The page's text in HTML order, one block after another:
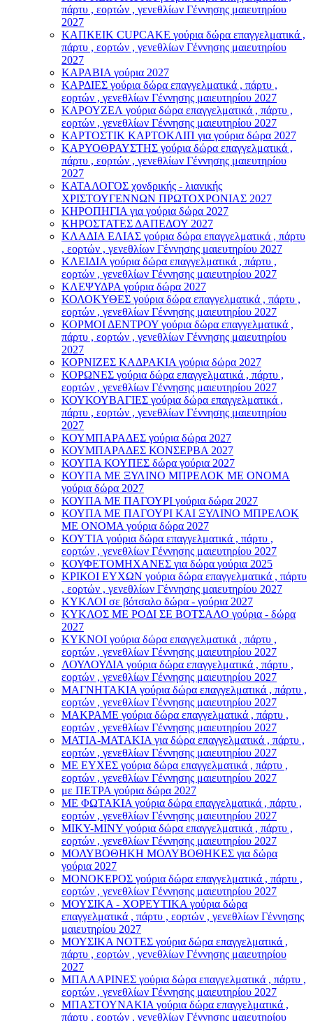
πάρτυ , εορτών , γενεθλίων Γέννησης μαιευτηρίου
2027
ΚΑΠΚΕΙΚ CUPCAKE γούρια δώρα επαγγελματικά ,
πάρτυ , εορτών , γενεθλίων Γέννησης μαιευτηρίου
2027
ΚΑΡΑΒΙΑ γούρια 2027
ΚΑΡΔΙΕΣ γούρια δώρα επαγγελματικά , πάρτυ ,
εορτών , γενεθλίων Γέννησης μαιευτηρίου 2027
ΚΑΡΟΥΖΕΛ γούρια δώρα επαγγελματικά , πάρτυ ,
εορτών , γενεθλίων Γέννησης μαιευτηρίου 2027
ΚΑΡΤΟΣΤΙΚ ΚΑΡΤΟΚΛΙΠ για γούρια δώρα 2027
ΚΑΡΥΟΘΡΑΥΣΤΗΣ γούρια δώρα επαγγελματικά ,
πάρτυ , εορτών , γενεθλίων Γέννησης μαιευτηρίου
2027
ΚΑΤΑΛΟΓΟΣ χονδρικής - λιανικής
ΧΡΙΣΤΟΥΓΕΝΝΩΝ ΠΡΩΤΟΧΡΟΝΙΑΣ 2027
ΚΗΡΟΠΗΓΙΑ για γούρια δώρα 2027
ΚΗΡΟΣΤΑΤΕΣ ΔΑΠΕΔΟΥ 2027
ΚΛΑΔΙΑ ΕΛΙΑΣ γούρια δώρα επαγγελματικά , πάρτυ
, εορτών , γενεθλίων Γέννησης μαιευτηρίου 2027
ΚΛΕΙΔΙΑ γούρια δώρα επαγγελματικά , πάρτυ ,
εορτών , γενεθλίων Γέννησης μαιευτηρίου 2027
ΚΛΕΨΥΔΡΑ γούρια δώρα 2027
ΚΟΛΟΚΥΘΕΣ γούρια δώρα επαγγελματικά , πάρτυ ,
εορτών , γενεθλίων Γέννησης μαιευτηρίου 2027
ΚΟΡΜΟΙ ΔΕΝΤΡΟΥ γούρια δώρα επαγγελματικά ,
πάρτυ , εορτών , γενεθλίων Γέννησης μαιευτηρίου
2027
ΚΟΡΝΙΖΕΣ ΚΑΔΡΑΚΙΑ γούρια δώρα 2027
ΚΟΡΩΝΕΣ γούρια δώρα επαγγελματικά , πάρτυ ,
εορτών , γενεθλίων Γέννησης μαιευτηρίου 2027
ΚΟΥΚΟΥΒΑΓΙΕΣ γούρια δώρα επαγγελματικά ,
πάρτυ , εορτών , γενεθλίων Γέννησης μαιευτηρίου
2027
ΚΟΥΜΠΑΡΑΔΕΣ γούρια δώρα 2027
ΚΟΥΜΠΑΡΑΔΕΣ ΚΟΝΣΕΡΒΑ 2027
ΚΟΥΠΑ ΚΟΥΠΕΣ δώρα γούρια 2027
ΚΟΥΠΑ ΜΕ ΞΥΛΙΝΟ ΜΠΡΕΛΟΚ ΜΕ ΟΝΟΜΑ
γούρια δώρα 2027
ΚΟΥΠΑ ΜΕ ΠΑΓΟΥΡΙ γούρια δώρα 2027
ΚΟΥΠΑ ΜΕ ΠΑΓΟΥΡΙ ΚΑΙ ΞΥΛΙΝΟ ΜΠΡΕΛΟΚ
ΜΕ ΟΝΟΜΑ γούρια δώρα 2027
ΚΟΥΤΙΑ γούρια δώρα επαγγελματικά , πάρτυ ,
εορτών , γενεθλίων Γέννησης μαιευτηρίου 2027
ΚΟΥΦΕΤΟΜΗΧΑΝΕΣ για δώρα γούρια 2025
ΚΡΙΚΟΙ ΕΥΧΩΝ γούρια δώρα επαγγελματικά , πάρτυ
, εορτών , γενεθλίων Γέννησης μαιευτηρίου 2027
ΚΥΚΛΟΙ σε βότσαλο δώρα - γούρια 2027
ΚΥΚΛΟΣ ΜΕ ΡΟΔΙ ΣΕ ΒΟΤΣΑΛΟ γούρια - δώρα
2027
ΚΥΚΝΟΙ γούρια δώρα επαγγελματικά , πάρτυ ,
εορτών , γενεθλίων Γέννησης μαιευτηρίου 2027
ΛΟΥΛΟΥΔΙΑ γούρια δώρα επαγγελματικά , πάρτυ ,
εορτών , γενεθλίων Γέννησης μαιευτηρίου 2027
ΜΑΓΝΗΤΑΚΙΑ γούρια δώρα επαγγελματικά , πάρτυ ,
εορτών , γενεθλίων Γέννησης μαιευτηρίου 2027
ΜΑΚΡΑΜΕ γούρια δώρα επαγγελματικά , πάρτυ ,
εορτών , γενεθλίων Γέννησης μαιευτηρίου 2027
ΜΑΤΙΑ-ΜΑΤΑΚΙΑ για δώρα επαγγελματικά , πάρτυ ,
εορτών , γενεθλίων Γέννησης μαιευτηρίου 2027
ΜΕ ΕΥΧΕΣ γούρια δώρα επαγγελματικά , πάρτυ ,
εορτών , γενεθλίων Γέννησης μαιευτηρίου 2027
με ΠΕΤΡΑ γούρια δώρα 2027
ΜΕ ΦΩΤΑΚΙΑ γούρια δώρα επαγγελματικά , πάρτυ ,
εορτών , γενεθλίων Γέννησης μαιευτηρίου 2027
ΜΙΚΥ-ΜΙΝΥ γούρια δώρα επαγγελματικά , πάρτυ ,
εορτών , γενεθλίων Γέννησης μαιευτηρίου 2027
ΜΟΛΥΒΟΘΗΚΗ ΜΟΛΥΒΟΘΗΚΕΣ για δώρα
γούρια 2027
ΜΟΝΟΚΕΡΟΣ γούρια δώρα επαγγελματικά , πάρτυ ,
εορτών , γενεθλίων Γέννησης μαιευτηρίου 2027
ΜΟΥΣΙΚΑ - ΧΟΡΕΥΤΙΚΑ γούρια δώρα
επαγγελματικά , πάρτυ , εορτών , γενεθλίων Γέννησης
μαιευτηρίου 2027
ΜΟΥΣΙΚΑ ΝΟΤΕΣ γούρια δώρα επαγγελματικά ,
πάρτυ , εορτών , γενεθλίων Γέννησης μαιευτηρίου
2027
ΜΠΑΛΑΡΙΝΕΣ γούρια δώρα επαγγελματικά , πάρτυ ,
εορτών , γενεθλίων Γέννησης μαιευτηρίου 2027
ΜΠΑΣΤΟΥΝΑΚΙΑ γούρια δώρα επαγγελματικά ,
πάρτυ , εορτών , γενεθλίων Γέννησης μαιευτηρίου